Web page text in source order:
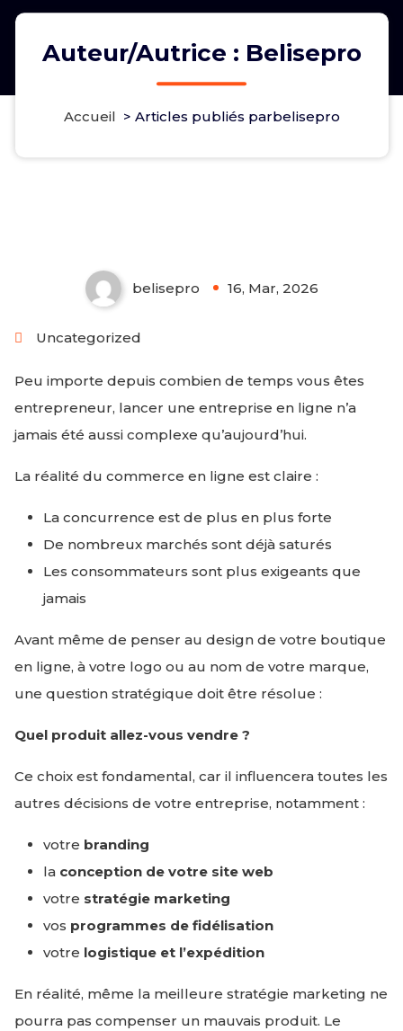
Auteur/autrice : Belisepro
Accueil > Articles publiés parbelisepro
belisepro 16, Mar, 2026
Uncategorized
Peu importe depuis combien de temps vous êtes
entrepreneur, lancer une entreprise en ligne n’a
jamais été aussi complexe qu’aujourd’hui.
La réalité du commerce en ligne est claire :
La concurrence est de plus en plus forte
De nombreux marchés sont déjà saturés
Les consommateurs sont plus exigeants que
jamais
Avant même de penser au design de votre boutique
en ligne, à votre logo ou au nom de votre marque,
une question stratégique doit être résolue :
Quel produit allez-vous vendre ?
Ce choix est fondamental, car il influencera toutes les
autres décisions de votre entreprise, notamment :
votre branding
la conception de votre site web
votre stratégie marketing
vos programmes de fidélisation
votre logistique et l’expédition
En réalité, même la meilleure stratégie marketing ne
pourra pas compenser un mauvais produit. Le